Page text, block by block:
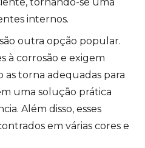
internos.
são outra opção popular.
à corrosão e exigem
as torna adequadas para
uma solução prática
Além disso, esses
em várias cores e